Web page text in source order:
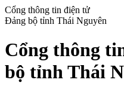
Cổng thông tin điện tử
Đảng bộ tỉnh Thái Nguyên
Cổng thông
bộ tỉnh Thái